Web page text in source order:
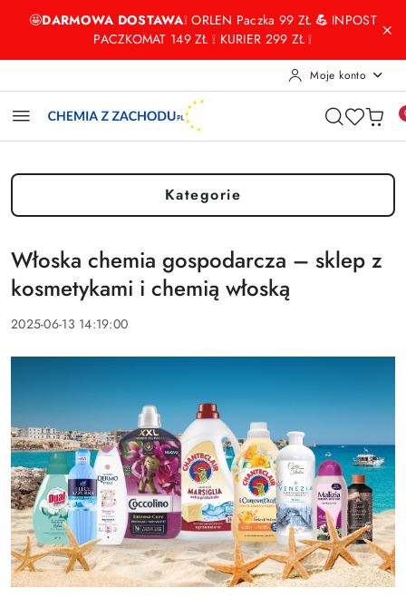
Przejdź do treści głównej
Przejdź do wyszukiwarki
Przejdź do moje konto
Przejdź do menu głównego
Przejdź do stopki
🤩DARMOWA DOSTAWA❕ ORLEN Paczka 99 ZŁ💪 INPOST
PACZKOMAT 149 ZŁ ❕ KURIER 299 ZŁ ❕
Moje konto
Kategorie
Włoska chemia gospodarcza – sklep z
kosmetykami i chemią włoską
2025-06-13 14:19:00